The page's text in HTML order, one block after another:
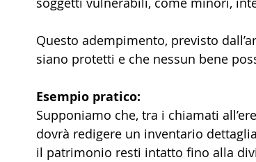
Questo adempimento, previsto
siano protetti e che nessun bene
Esempio pratico:
Supponiamo che, tra i chiamati
dovrà redigere un inventario
il patrimonio resti intatto fino alla